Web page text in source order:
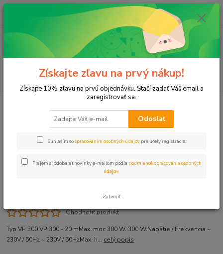
Menu
(Po-Pia, 8-17 hod.)
ks
za0 €
Čerpadlo VP 300-10m
Čerpadlo VP 300-10m
Ohodnotiť produkt
Typ VP 300 VP 300 - 20 mMax. moc 300 W. 300 W.Napätie / Frekvencia ~
230V / 50Hz ~ 230V / 50HzMax. h... celý popis
Získajte zľavu na prvý nákup!
Získajte 10% zľavu na prvú objednávku. Stačí zadať Váš email a
zaregistrovať sa.
Odoslať
Súhlasím sospracovaním osobných údajov pre účely registrácie.
Prajem si odoberať novinky e-mailom podľa podmienok spracovania osobných
údajov
Zatvoriť